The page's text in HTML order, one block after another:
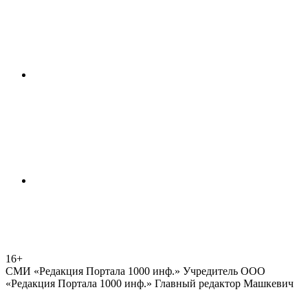
16+
СМИ «Редакция Портала 1000 инф.» Учредитель ООО
«Редакция Портала 1000 инф.» Главный редактор Машкевич